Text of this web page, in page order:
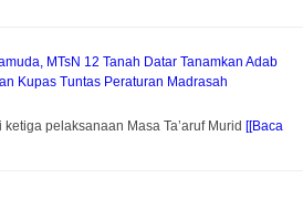
MTsN 12 Tanah Datar Tanamkan Adab
Kupas Tuntas Peraturan Madrasah
pelaksanaan Masa Ta’aruf Murid [[Baca